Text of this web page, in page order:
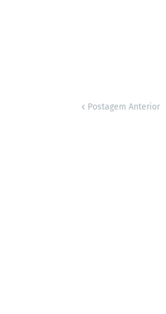
Postagem Anterior